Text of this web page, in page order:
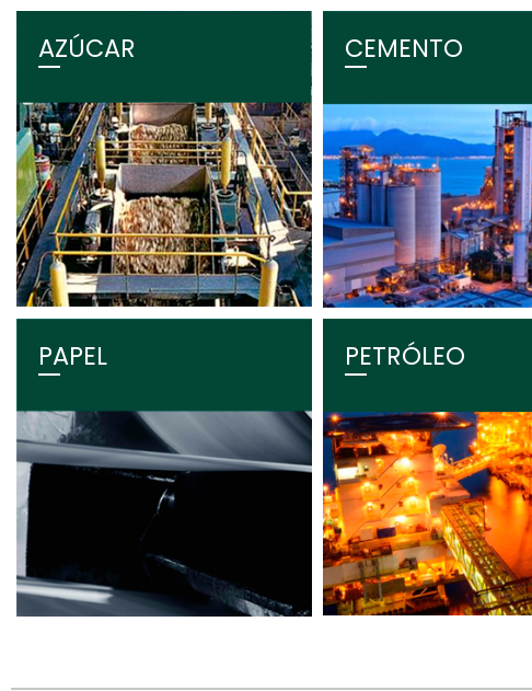
AZÚCAR CEMENTO
PAPEL PETRÓLEO